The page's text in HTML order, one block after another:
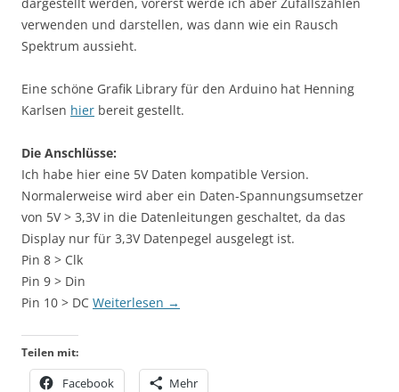
verwenden und darstellen, was dann wie ein Rausch
Spektrum aussieht.
Eine schöne Grafik Library für den Arduino hat Henning
Karlsen hier bereit gestellt.
Die Anschlüsse:
Ich habe hier eine 5V Daten kompatible Version.
Normalerweise wird aber ein Daten-Spannungsumsetzer
von 5V > 3,3V in die Datenleitungen geschaltet, da das
Display nur für 3,3V Datenpegel ausgelegt ist.
Pin 8 > Clk
Pin 9 > Din
Pin 10 > DC Weiterlesen →
Teilen mit:
Facebook Mehr